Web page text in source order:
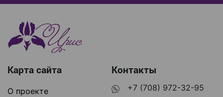
Карта сайта
О проекте
Контакты
+7 (708) 972-32-95